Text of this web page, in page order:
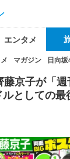
エンタメ
マガジン 日向
藤京子が「
としての最